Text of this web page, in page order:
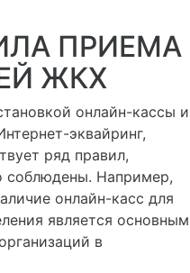
ПРИЕМА
ЖКХ
онлайн-кассы и
эквайринг,
ряд правил,
соблюдены. Например,
онлайн-касс для
является основным
в